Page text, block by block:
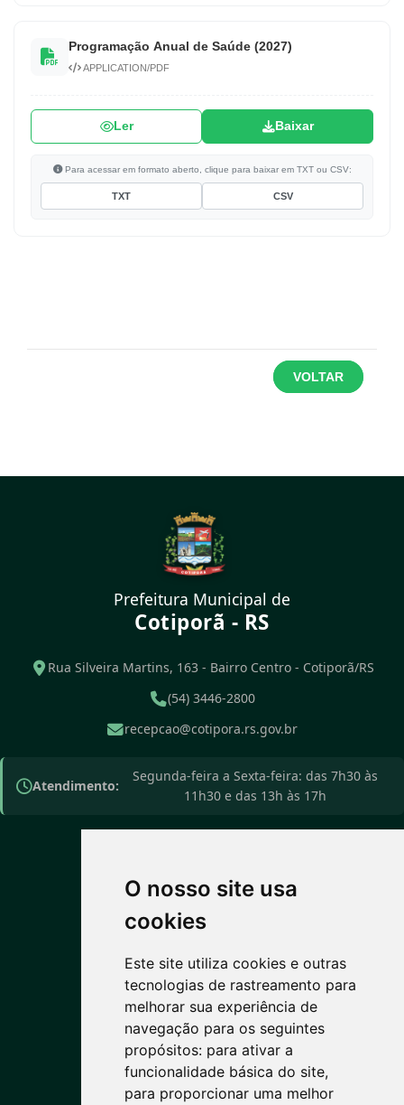
O nosso site usa
cookies
Este site utiliza cookies e outras
tecnologias de rastreamento para
melhorar sua experiência de
navegação para os seguintes
propósitos: para ativar a
funcionalidade básica do site,
para proporcionar uma melhor
Programação Anual de Saúde (2027)
APPLICATION/PDF
Ler Baixar
Para acessar em formato aberto, clique para baixar em TXT ou CSV:
TXT CSV
VOLTAR
Prefeitura Municipal de
Cotiporã - RS
Rua Silveira Martins, 163 - Bairro Centro - Cotiporã/RS
(54) 3446-2800
recepcao@cotipora.rs.gov.br
Atendimento:
Segunda-feira a Sexta-feira: das 7h30 às
11h30 e das 13h às 17h
PREVISÃO DO TEMPO
11°C
Nublado
Máx: 15° • Mín: 7°